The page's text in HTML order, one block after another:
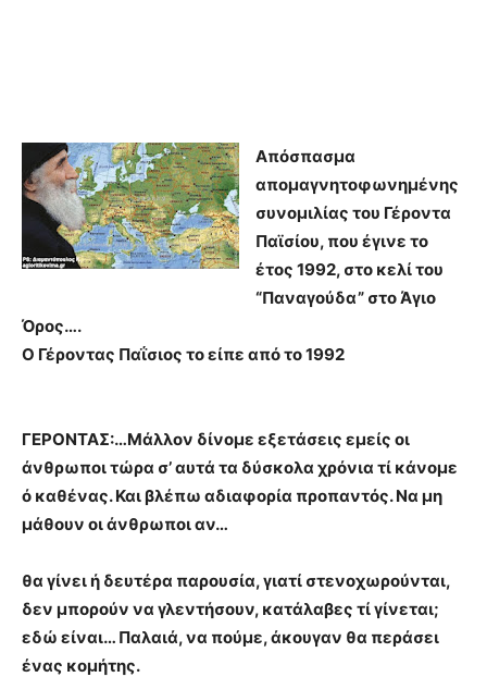
Απόσπασμα
απομαγνητοφωνημένης
συνομιλίας του Γέροντα
Παϊσίου, που έγινε το
έτος 1992, στο κελί του
“Παναγούδα” στο Άγιο
Όρος….
Ο Γέροντας Παΐσιος το είπε από το 1992
ΓΕΡΟΝΤΑΣ:…Μάλλον δίνομε εξετάσεις εμείς οι
άνθρωποι τώρα σ’ αυτά τα δύσκολα χρόνια τί κάνομε
ό καθένας. Και βλέπω αδιαφορία προπαντός. Να μη
μάθουν οι άνθρωποι αν…
θα γίνει ή δευτέρα παρουσία, γιατί στενοχωρούνται,
δεν μπορούν να γλεντήσουν, κατάλαβες τί γίνεται;
εδώ είναι… Παλαιά, να πούμε, άκουγαν θα περάσει
ένας κομήτης.